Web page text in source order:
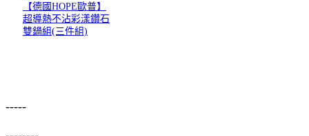
【德國HOPE歐普】
超導熱不沾彩漾鑽石
雙鍋組(三件組)
-----